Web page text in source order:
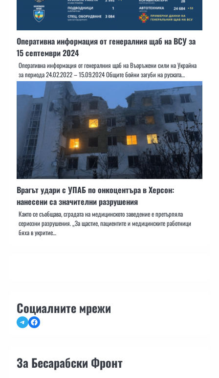
Оперативна информация от генералния щаб на ВСУ за
15 септември 2024
Оперативна информация от генералния щаб на Въоръжени сили на Украйна
за периода 24.02.2022 – 15.09.2024 Общите бойни загуби на руската…
Врагът удари с УПАБ по онкоцентъра в Херсон:
нанесени са значителни разрушения
Както се съобщава, сградата на медицинското заведение е претърпяла
сериозни разрушения. „За щастие, пациентите и медицинските работници
бяха в укритие…
Социалните мрежи
TelegramFacebook
За Бесарабски Фронт